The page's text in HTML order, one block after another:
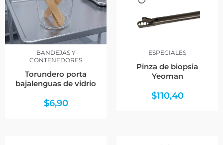
BANDEJAS Y
CONTENEDORES
Torundero porta
bajalenguas de vidrio
$6,90
ESPECIALES
Pinza de biopsia
Yeoman
$110,40